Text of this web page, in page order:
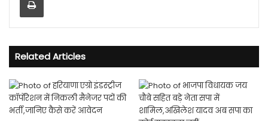
Related Articles